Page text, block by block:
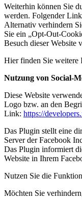
Weiterhin können Sie
werden. Folgender
Alternativ verhindern
Sie ein „Opt-Out-
Besuch dieser Website
Hier finden Sie weitere
Nutzung von Social-
Diese Website
Logo bzw. an den
Link: https://
Das Plugin stellt eine
Server der Facebook
Das Plugin informiert
Website in Ihrem
Nutzen Sie die
Möchten Sie